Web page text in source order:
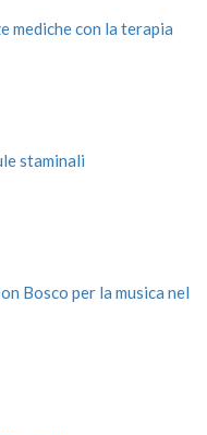
mediche con la terapia
staminali
Bosco per la musica nel